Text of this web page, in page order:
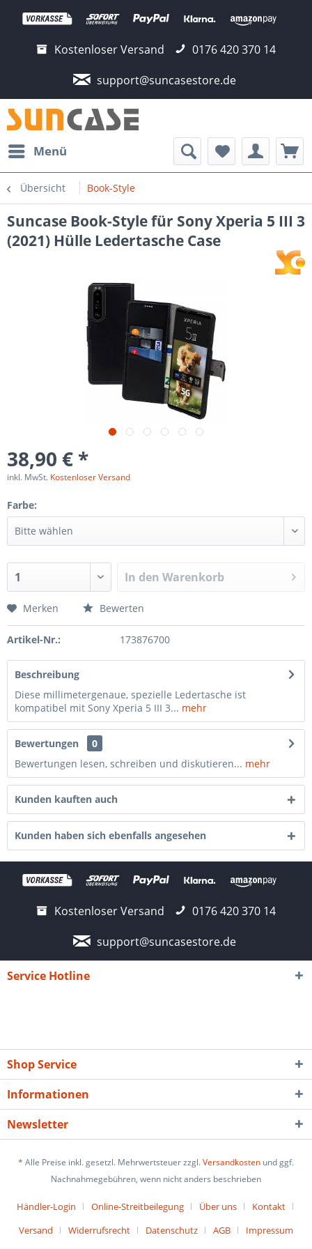
Kostenloser Versand
0176 420 370 14
support@suncasestore.de
Menü
Übersicht Book-Style
Suncase Book-Style für Sony Xperia 5 III 3
(2021) Hülle Ledertasche Case
38,90 € *
inkl. MwSt. Kostenloser Versand
Farbe:
In den Warenkorb
Merken Bewerten
Artikel-Nr.: 173876700
Beschreibung
Diese millimetergenaue, spezielle Ledertasche ist
kompatibel mit Sony Xperia 5 III 3... mehr
Bewertungen
0
Bewertungen lesen, schreiben und diskutieren... mehr
Kunden kauften auch
Kunden haben sich ebenfalls angesehen
Kostenloser Versand
0176 420 370 14
support@suncasestore.de
Service Hotline
Shop Service
Informationen
Newsletter
* Alle Preise inkl. gesetzl. Mehrwertsteuer zzgl.Versandkosten und ggf.
Nachnahmegebühren, wenn nicht anders beschrieben
Händler-Login Online-Streitbeilegung Über uns
Kontakt
Versand
Widerrufsrecht Datenschutz AGB Impressum